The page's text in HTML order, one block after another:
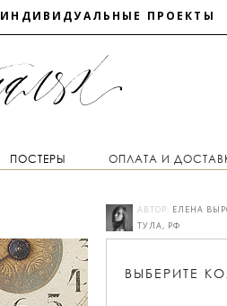
ИНДИВИДУАЛЬНЫЕ ПРОЕКТЫ
ПОСТЕРЫ ОПЛАТА И
АВТОР: ЕЛЕНА
ТУЛА, РФ
ВЫБЕРИТЕ